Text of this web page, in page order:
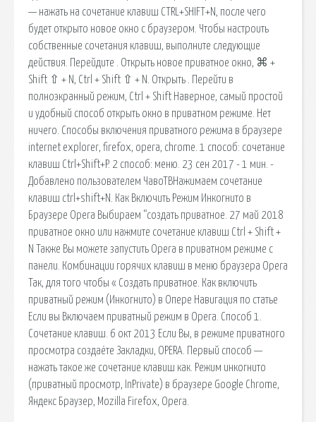
— нажать на сочетание клавиш CTRL+SHIFT+N, после чего
будет открыто новое окно с браузером. Чтобы настроить
собственные сочетания клавиш, выполните следующие
действия. Перейдите . Открыть новое приватное окно, ⌘ +
Shift ⇧ + N, Ctrl + Shift ⇧ + N. Открыть . Перейти в
полноэкранный режим, Ctrl + Shift Наверное, самый простой
и удобный способ открыть окно в приватном режиме. Нет
ничего. Способы включения приватного режима в браузере
internet explorer, firefox, opera, chrome. 1 способ: сочетание
клавиш Ctrl+Shift+P. 2 способ: меню. 23 сен 2017 - 1 мин. -
Добавлено пользователем ЧавоТВНажимаем сочетание
клавиш ctrl+shift+N. Как Включить Режим Инкогнито в
Браузере Opera Выбираем “создать приватное. 27 май 2018
приватное окно или нажмите сочетание клавиш Ctrl + Shift +
N Также Вы можете запустить Opera в приватном режиме с
панели. Комбинации горячих клавиш в меню браузера Opera
Так, для того чтобы « Создать приватное. Как включить
приватный режим (Инкогнито) в Опере Навигация по статье
Если вы Включаем приватный режим в Opera. Способ 1.
Сочетание клавиш. 6 окт 2013 Если Вы, в режиме приватного
просмотра создаёте Закладки, OPERA. Первый способ —
нажать такое же сочетание клавиш как. Режим инкогнито
(приватный просмотр, InPrivate) в браузере Google Chrome,
Яндекс Браузер, Mozilla Firefox, Opera.